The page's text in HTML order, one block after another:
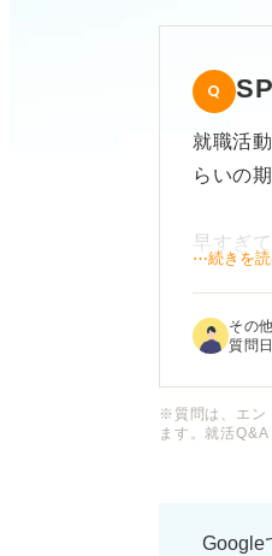
就職活
らいの
早すぎ
た、限
⋯続きを
その
質問
※質問は、エン
ます。就活Q&A
Google